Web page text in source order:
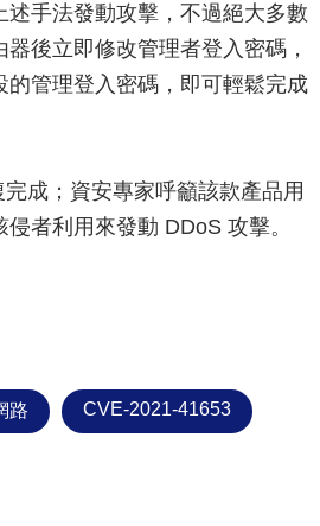
手法發動攻擊，不過絕大多數
後立即修改管理者登入密碼，
管理登入密碼，即可輕鬆完成
成；資安專家呼籲該款產品用
者利用來發動 DDoS 攻擊。
路 CVE-2021-41653